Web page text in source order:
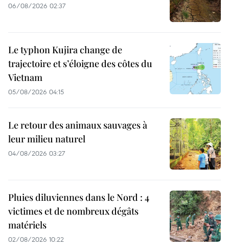
06/08/2026 02:37
Le typhon Kujira change de
trajectoire et s’éloigne des côtes du
Vietnam
05/08/2026 04:15
Le retour des animaux sauvages à
leur milieu naturel
04/08/2026 03:27
Pluies diluviennes dans le Nord : 4
victimes et de nombreux dégâts
matériels
02/08/2026 10:22